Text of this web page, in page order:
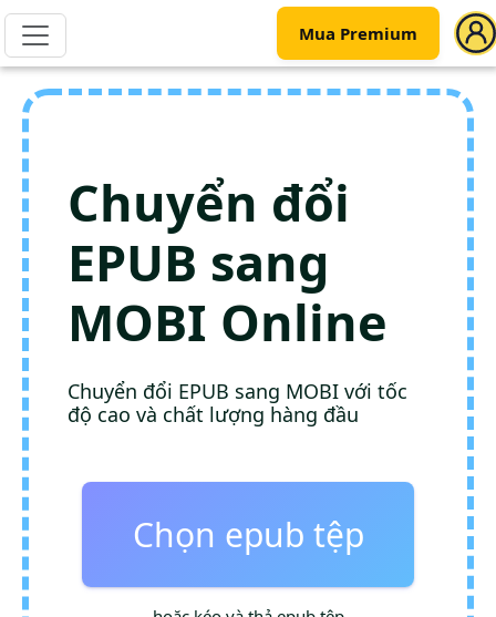
Mua Premium
Chuyển đổi
EPUB sang
MOBI Online
Chuyển đổi EPUB sang MOBI với tốc
độ cao và chất lượng hàng đầu
Chọn epub tệp